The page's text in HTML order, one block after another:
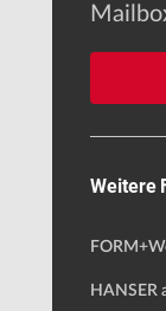
Weitere
HANSER